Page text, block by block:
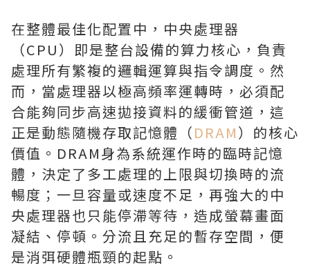
在整體最佳化配置中，中央處理器
（CPU）即是整台設備的算力核心，負責
處理所有繁複的邏輯運算與指令調度。然
而，當處理器以極高頻率運轉時，必須配
合能夠同步高速拋接資料的緩衝管道，這
正是動態隨機存取記憶體（DRAM）的核心
價值。DRAM身為系統運作時的臨時記憶
體，決定了多工處理的上限與切換時的流
暢度；一旦容量或速度不足，再強大的中
央處理器也只能停滯等待，造成螢幕畫面
凝結、停頓。分流且充足的暫存空間，便
是消弭硬體瓶頸的起點。